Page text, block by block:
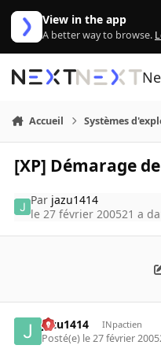
Aller au contenu
View in the app
A better way to browse.
Accueil Systèmes
[XP] Démarage
Par jazu1414
le 27 février 200521 a
jazu1414 INpactien
Posté(e) le 27 février 2005